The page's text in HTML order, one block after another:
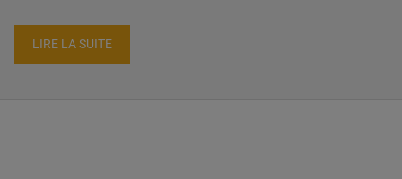
LIRE LA SUITE